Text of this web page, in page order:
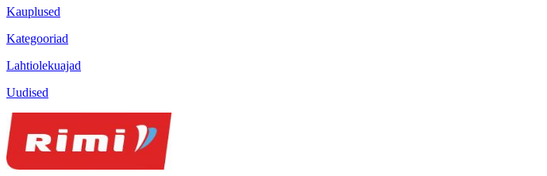
Kauplused
Kategooriad
Lahtiolekuajad
Uudised